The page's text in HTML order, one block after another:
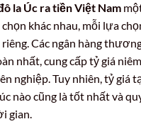
la Úc ra tiền Việt Nam
khác nhau, mỗi lựa
Các ngân hàng
nhất, cung cấp tỷ giá
nghiệp. Tuy nhiên, tỷ giá
nào cũng là tốt nhất và
gian.